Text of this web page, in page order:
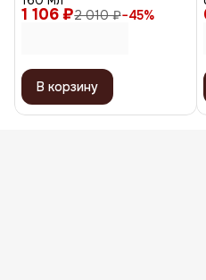
1 106 ₽2 010 ₽−45%
В корзину